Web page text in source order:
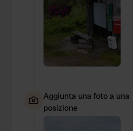
Aggiunta una foto a una
posizione